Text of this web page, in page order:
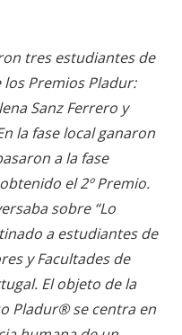
tres estudiantes de
Premios Pladur:
Sanz Ferrero y
la fase local ganaron
a la fase
el 2º Premio.
sobre “Lo
a estudiantes de
y Facultades de
El objeto de la
Pladur® se centra en